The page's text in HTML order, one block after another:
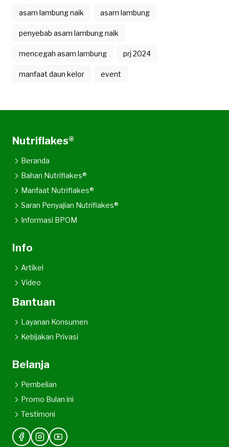
asam lambung naik asam lambung
penyebab asam lambung naik
mencegah asam lambung prj 2024
manfaat daun kelor event
Nutriflakes®
Beranda
Bahan Nutriflakes®
Manfaat Nutriflakes®
Saran Penyajian Nutriflakes®
Informasi BPOM
Info
Artikel
Video
Bantuan
Layanan Konsumen
Kebijakan Privasi
Belanja
Pembelian
Promo Bulan ini
Testimoni